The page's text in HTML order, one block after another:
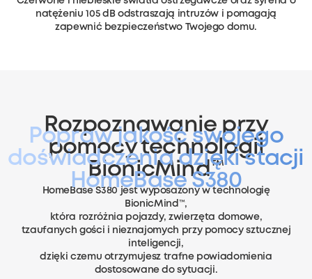
natężeniu 105 dB odstraszają intruzów i pomagają
zapewnić bezpieczeństwo Twojego domu.
Popraw jakość swojego
doświadczeniadzięki stacji
HomeBase S380
Rozpoznawanie przy
pomocy technologii
BionicMind™
HomeBase S380 jest wyposażony w technologię
BionicMind™,
która rozróżnia pojazdy, zwierzęta domowe,
tzaufanych gości i nieznajomych przy pomocy sztucznej
inteligencji,
dzięki czemu otrzymujesz trafne powiadomienia
dostosowane do sytuacji.